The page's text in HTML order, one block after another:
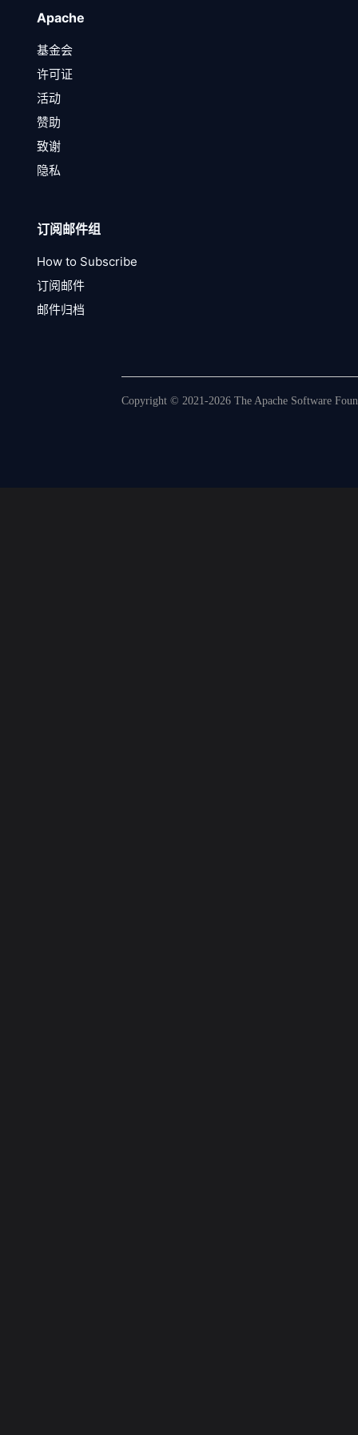
Apache
基金会
许可证
活动
赞助
致谢
隐私
订阅邮件组
How to Subscribe
订阅邮件
邮件归档
Copyright © 2021-2026 The Apache Software